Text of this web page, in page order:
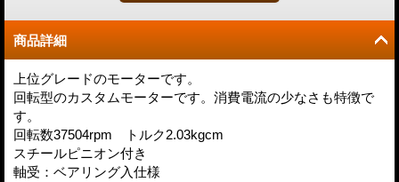
商品詳細
上位グレードのモーターです。
回転型のカスタムモーターです。消費電流の少なさも特徴で
す。
回転数37504rpm トルク2.03kgcm
スチールピニオン付き
軸受：ベアリング入仕様